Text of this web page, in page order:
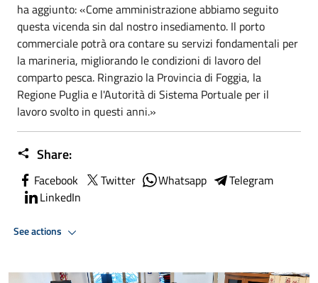
ha aggiunto: «Come amministrazione abbiamo seguito
questa vicenda sin dal nostro insediamento. Il porto
commerciale potrà ora contare su servizi fondamentali per
la marineria, migliorando le condizioni di lavoro del
comparto pesca. Ringrazio la Provincia di Foggia, la
Regione Puglia e l'Autorità di Sistema Portuale per il
lavoro svolto in questi anni.»
Share:
Facebook Twitter Whatsapp
Telegram
LinkedIn
See actions